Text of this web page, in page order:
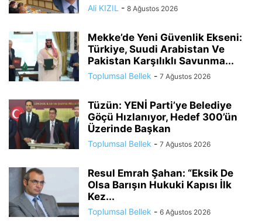
Ali KIZIL - 8 Ağustos 2026
Mekke’de Yeni Güvenlik Ekseni:
Türkiye, Suudi Arabistan Ve
Pakistan Karşılıklı Savunma...
Toplumsal Bellek - 7 Ağustos 2026
Tüzün: YENİ Parti’ye Belediye
Göçü Hızlanıyor, Hedef 300’ün
Üzerinde Başkan
Toplumsal Bellek - 7 Ağustos 2026
Resul Emrah Şahan: “Eksik De
Olsa Barışın Hukuki Kapısı İlk
Kez...
Toplumsal Bellek - 6 Ağustos 2026